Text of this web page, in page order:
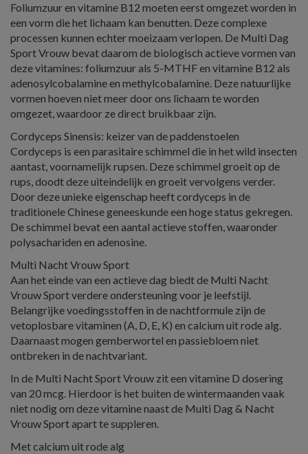
Foliumzuur en vitamine B12 moeten eerst omgezet worden in
een vorm die het lichaam kan benutten. Deze complexe
processen kunnen echter moeizaam verlopen. De Multi Dag
Sport Vrouw bevat daarom de biologisch actieve vormen van
deze vitamines: foliumzuur als 5-MTHF en vitamine B12 als
adenosylcobalamine en methylcobalamine. Deze natuurlijke
vormen hoeven niet meer door ons lichaam te worden
omgezet, waardoor ze direct bruikbaar zijn.
Cordyceps Sinensis: keizer van de paddenstoelen
Cordyceps is een parasitaire schimmel die in het wild insecten
aantast, voornamelijk rupsen. Deze schimmel groeit op de
rups, doodt deze uiteindelijk en groeit vervolgens verder.
Door deze unieke eigenschap heeft cordyceps in de
traditionele Chinese geneeskunde een hoge status gekregen.
De schimmel bevat een aantal actieve stoffen, waaronder
polysachariden en adenosine.
Multi Nacht Vrouw Sport
Aan het einde van een actieve dag biedt de Multi Nacht
Vrouw Sport verdere ondersteuning voor je leefstijl.
Belangrijke voedingsstoffen in de nachtformule zijn de
vetoplosbare vitaminen (A, D, E, K) en calcium uit rode alg.
Daarnaast mogen gemberwortel en passiebloem niet
ontbreken in de nachtvariant.
In de Multi Nacht Sport Vrouw zit een vitamine D dosering
van 20 mcg. Hierdoor is het buiten de wintermaanden vaak
niet nodig om deze vitamine naast de Multi Dag & Nacht
Vrouw Sport apart te suppleren.
Met calcium uit rode alg